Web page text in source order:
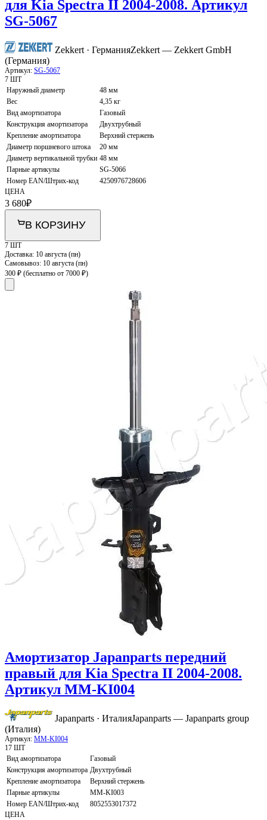
для Kia Spectra II 2004-2008. Артикул
SG-5067
Zekkert · ГерманияZekkert — Zekkert GmbH
(Германия)
Артикул: SG-5067
7 ШТ
Наружный диаметр
48 мм
Вес
4,35 кг
Вид амортизатора
Газовый
Конструкция амортизатора
Двухтрубный
Крепление амортизатора
Верхний стержень
Диаметр поршневого штока
20 мм
Диаметр вертикальной трубки 48 мм
Парные артикулы
SG-5066
Номер EAN/Штрих-код
4250976728606
ЦЕНА
3 680₽
В КОРЗИНУ
7 ШТ
Доставка: 10 августа (пн)
Самовывоз: 10 августа (пн)
300 ₽ (бесплатно от 7000 ₽)
Амортизатор Japanparts передний
правый для Kia Spectra II 2004-2008.
Артикул MM-KI004
Japanparts · ИталияJapanparts — Japanparts group
(Италия)
Артикул: MM-KI004
17 ШТ
Вид амортизатора
Газовый
Конструкция амортизатора Двухтрубный
Крепление амортизатора
Верхний стержень
Парные артикулы
MM-KI003
Номер EAN/Штрих-код
8052553017372
ЦЕНА